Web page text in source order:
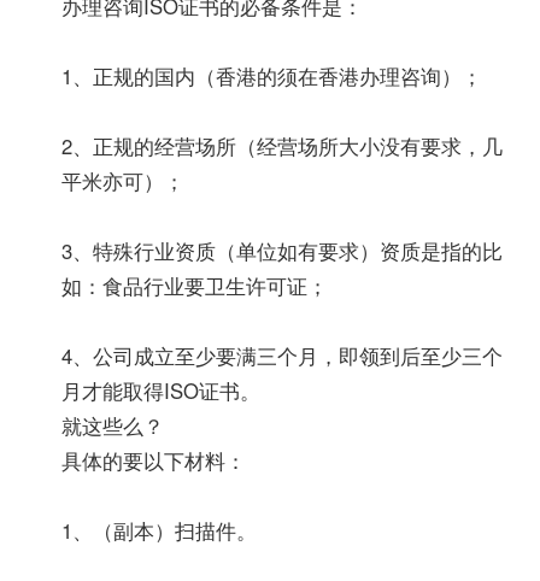
办理咨询ISO证书的必备条件是：
1、正规的国内（香港的须在香港办理咨询）；
2、正规的经营场所（经营场所大小没有要求，几
平米亦可）；
3、特殊行业资质（单位如有要求）资质是指的比
如：食品行业要卫生许可证；
4、公司成立至少要满三个月，即领到后至少三个
月才能取得ISO证书。
就这些么？
具体的要以下材料：
1、（副本）扫描件。